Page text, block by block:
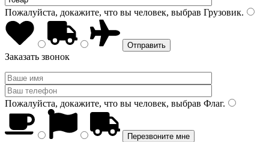
Пожалуйста, докажите, что вы человек, выбрав Грузовик.
Заказать звонок
Пожалуйста, докажите, что вы человек, выбрав Флаг.